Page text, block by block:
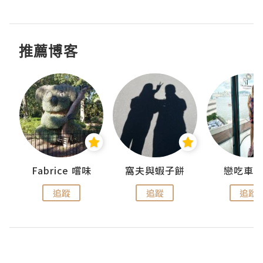
推薦博客
Fabrice 嚐味
追蹤
窩夫與蝦子餅
追蹤
戀吃車
追蹤